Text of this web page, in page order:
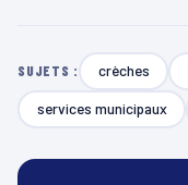
SUJETS : crèches
services municipaux